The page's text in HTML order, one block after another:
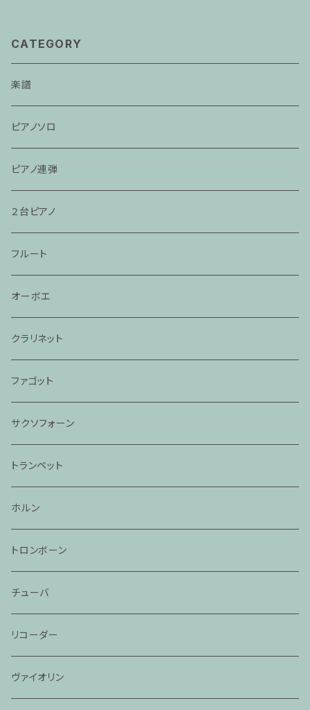
CATEGORY
楽譜
ピアノソロ
ピアノ連弾
２台ピアノ
フルート
オーボエ
クラリネット
ファゴット
サクソフォーン
トランペット
ホルン
トロンボーン
チューバ
リコーダー
ヴァイオリン